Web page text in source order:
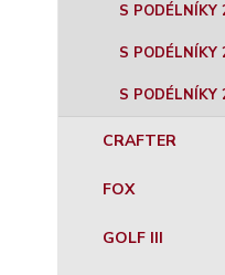
S
S
S PODÉLNÍKY
CRAFTER
FOX
GOLF III